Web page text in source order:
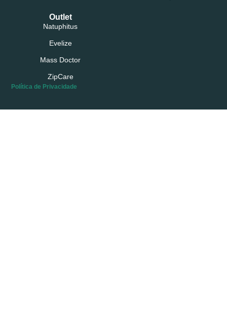
Outlet
Natuphitus
Evelize
Mass Doctor
ZipCare
Política de Privacidade